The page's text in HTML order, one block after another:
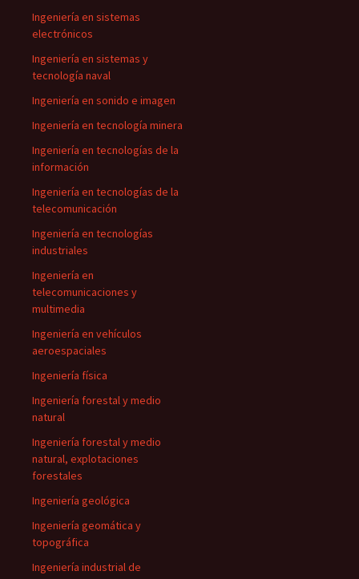
Ingeniería en sistemas
electrónicos
Ingeniería en sistemas y
tecnología naval
Ingeniería en sonido e imagen
Ingeniería en tecnología minera
Ingeniería en tecnologías de la
información
Ingeniería en tecnologías de la
telecomunicación
Ingeniería en tecnologías
industriales
Ingeniería en
telecomunicaciones y
multimedia
Ingeniería en vehículos
aeroespaciales
Ingeniería física
Ingeniería forestal y medio
natural
Ingeniería forestal y medio
natural, explotaciones
forestales
Ingeniería geológica
Ingeniería geomática y
topográfica
Ingeniería industrial de